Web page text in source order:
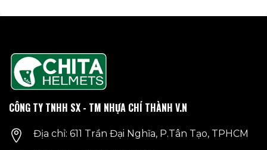
thể.
Các
tùy
có
được
có
được
CÔNG TY TNHH SX - TM NHỰA CHÍ THÀNH V.N
Địa chỉ: 611 Trần Đại Nghĩa, P.Tân Tạo, TPHCM